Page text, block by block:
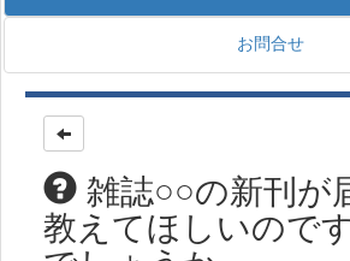
お問合せ
雑誌○○の新刊が
教えてほしいので